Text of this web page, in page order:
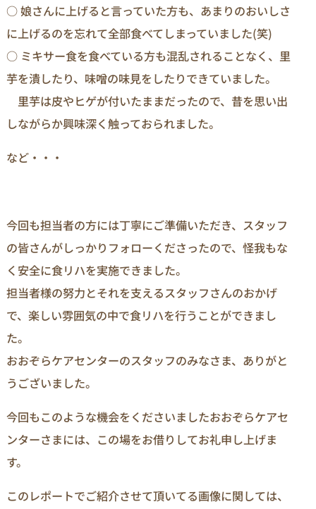
○ 娘さんに上げると言っていた方も、あまりのおいしさ
に上げるのを忘れて全部食べてしまっていました(笑)
○ ミキサー食を食べている方も混乱されることなく、里
芋を潰したり、味噌の味見をしたりできていました。
里芋は皮やヒゲが付いたままだったので、昔を思い出
しながらか興味深く触っておられました。
など・・・
今回も担当者の方には丁寧にご準備いただき、スタッフ
の皆さんがしっかりフォローくださったので、怪我もな
く安全に食リハを実施できました。
担当者様の努力とそれを支えるスタッフさんのおかげ
で、楽しい雰囲気の中で食リハを行うことができまし
た。
おおぞらケアセンターのスタッフのみなさま、ありがと
うございました。
今回もこのような機会をくださいましたおおぞらケアセ
ンターさまには、この場をお借りしてお礼申し上げま
す。
このレポートでご紹介させて頂いてる画像に関しては、